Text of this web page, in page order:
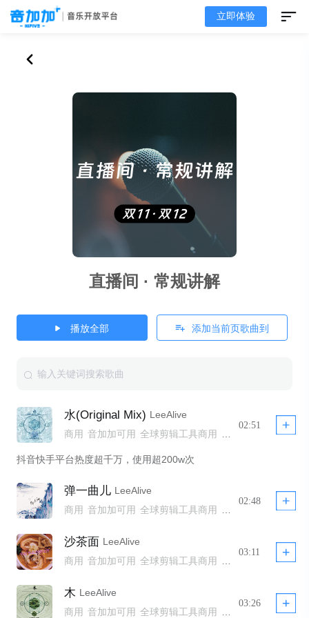
立即体验
直播间 · 常规讲解
播放全部 添加当前页歌曲到
水(Original Mix) LeeAlive
商用 音加加可用 全球剪辑工具商用
全球剪辑工具商用 YTB不拦截
02:51
抖音快手平台热度超千万，使用超200w次
弹一曲儿 LeeAlive
商用 音加加可用 全球剪辑工具商用
全球剪辑工具商用 YTB不拦截
02:48
沙茶面 LeeAlive
商用 音加加可用 全球剪辑工具商用
全球剪辑工具商用 YTB不拦截
03:11
木 LeeAlive
商用 音加加可用 全球剪辑工具商用
03:26